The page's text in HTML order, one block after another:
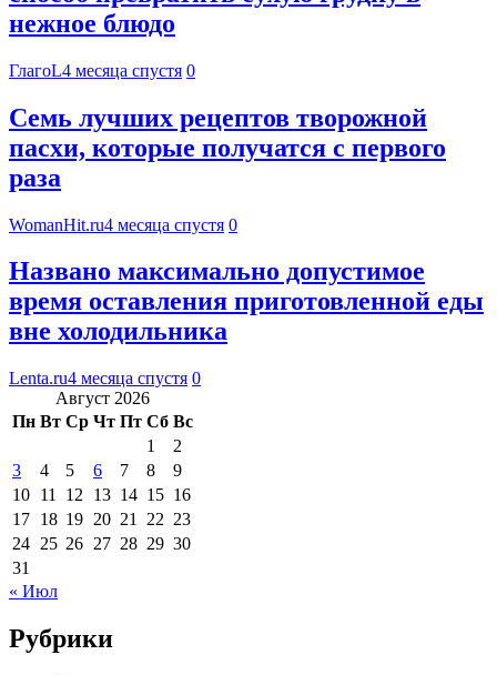
нежное блюдо
ГлагоL4 месяца спустя 0
Семь лучших рецептов творожной
пасхи, которые получатся с первого
раза
WomanHit.ru4 месяца спустя 0
Названо максимально допустимое
время оставления приготовленной еды
вне холодильника
Lenta.ru4 месяца спустя 0
Август 2026
Пн Вт Ср Чт Пт Сб Вс
1
2
3
4 5 6 7 8
9
10 11 12 13 14 15 16
17 18 19 20 21 22 23
24 25 26 27 28 29 30
31
« Июл
Рубрики